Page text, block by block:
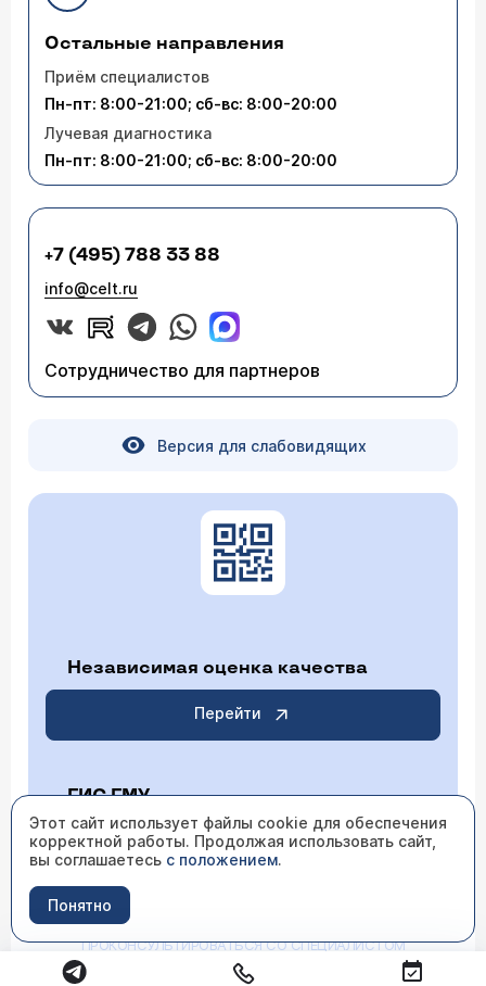
Остальные направления
Приём специалистов
Пн-пт: 8:00-21:00; сб-вс: 8:00-20:00
Лучевая диагностика
Пн-пт: 8:00-21:00; сб-вс: 8:00-20:00
+7 (495) 788 33 88
info@celt.ru
Сотрудничество для партнеров
Версия для слабовидящих
Независимая оценка качества
Перейти
ГИС ГМУ
Перейти
ИМЕЮТСЯ ПРОТИВОПОКАЗАНИЯ НЕОБХОДИМО
ПРОКОНСУЛЬТИРОВАТЬСЯ СО СПЕЦИАЛИСТОМ
Этот сайт использует файлы cookie для обеспечения
корректной работы. Продолжая использовать сайт,
вы соглашаетесь с положением.
Понятно